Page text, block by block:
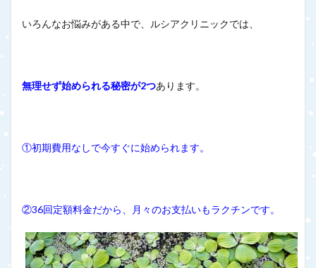
いろんなお悩みがある中で、ルシアクリニックでは、
無理せず始められる秘密が2つあります。
①初期費用なしで今すぐに始められます。
②36回定額料金だから、月々のお支払いもラクチンです。